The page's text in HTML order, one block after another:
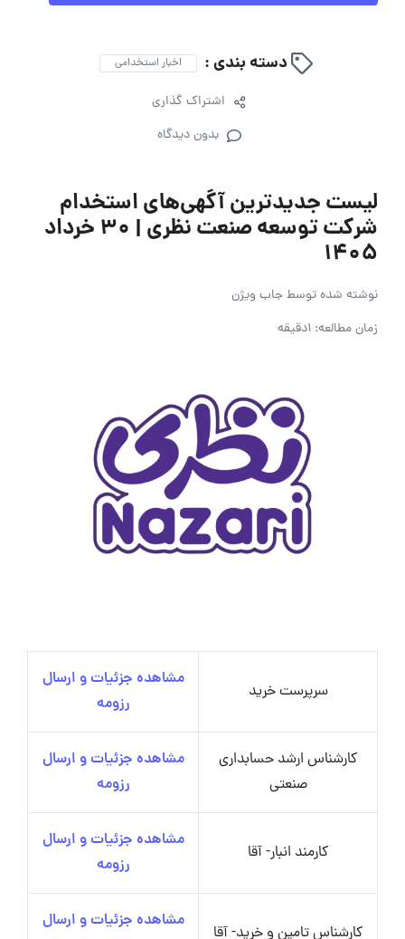
دسته بندی : اخبار استخدامی
اشتراک گذاری
بدون دیدگاه
لیست جدیدترین آگهی‌های استخدام
شرکت توسعه صنعت نظری | ۳۰ خرداد
۱۴۰۵
نوشته شده توسطجاب ویژن
زمان مطالعه: 1دقیقه
سرپرست خرید
مشاهده جزئیات و ارسال
رزومه
کارشناس ارشد حسابداری
صنعتی
مشاهده جزئیات و ارسال
رزومه
کارمند انبار- آقا
مشاهده جزئیات و ارسال
رزومه
کارشناس تامین و خرید- آقا
مشاهده جزئیات و ارسال